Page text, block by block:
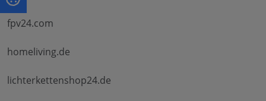
fpv24.com
homeliving.de
lichterkettenshop24.de